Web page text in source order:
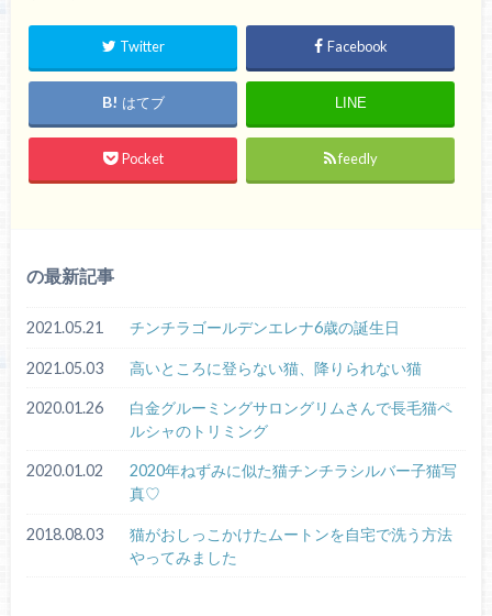
Twitter Facebook
はてブ LINE
Pocket feedly
の最新記事
2021.05.21 チンチラゴールデンエレナ6歳の誕生日
2021.05.03 高いところに登らない猫、降りられない猫
2020.01.26
白金グルーミングサロングリムさんで長毛猫ペ
ルシャのトリミング
2020.01.02
2020年ねずみに似た猫チンチラシルバー子猫写
真♡
2018.08.03
猫がおしっこかけたムートンを自宅で洗う方法
やってみました